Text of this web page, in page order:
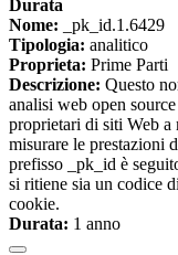
Durata
Nome: _pk_id.1.6429
Tipologia: analitico
Proprieta: Prime Parti
Descrizione: Questo
analisi web open
proprietari di siti Web a
misurare le prestazioni
prefisso _pk_id è
si ritiene sia un codice
cookie.
Durata: 1 anno